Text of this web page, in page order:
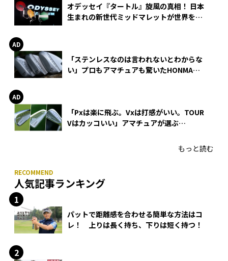
オデッセイ『タートル』旋風の真相！ 日本
生まれの新世代ミッドマレットが世界を席
「ステンレスなのは言われないとわからな
い」プロもアマチュアも驚いたHONMA
「Pxは楽に飛ぶ。Vxは打感がいい。TOUR
Vはカッコいい」アマチュアが選ぶ
もっと読む
人気記事ランキング
パットで距離感を合わせる簡単な方法はコ
レ！ 上りは長く持ち、下りは短く持つ！